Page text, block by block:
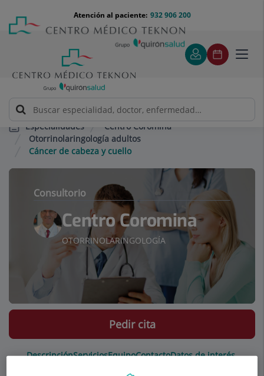
contenido
Menú
teléfono
cabecera
932 906 200
Atención al paciente:
Especialidades
Centro Coromina
Otorrinolaringología adultos
Cáncer de cabeza y cuello
Consultorio
Centro Coromina
OTORRINOLARINGOLOGÍA
DescripciónServiciosEquipoContactoDatos de interés
Pedir cita